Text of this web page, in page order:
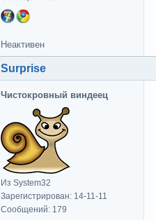
Неактивен
Surprise
Чистокровный виндеец
Из System32
Зарегистрирован: 14-11-11
Сообщений: 179